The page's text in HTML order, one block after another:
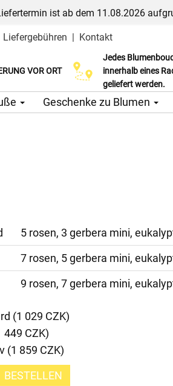
ist ab dem 11.08.2026
Liefergebühren | Kontakt
VOR ORT
Jedes
innerhalb eines
geliefert werden.
Click & Collect
Geschenke zu Blumen
5 rosen, 3 gerbera mini,
7 rosen, 5 gerbera mini,
9 rosen, 7 gerbera mini,
(1 029 CZK)
449 CZK)
(1 859 CZK)
BESTELLEN